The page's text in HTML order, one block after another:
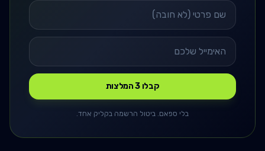
קבלו 3 המלצות
בלי ספאם. ביטול הרשמה בקליק אחד.